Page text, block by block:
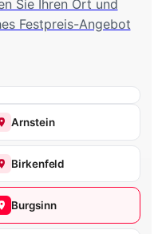
Sie Ihren Ort und
Festpreis-Angebot
Arnstein
Birkenfeld
Burgsinn